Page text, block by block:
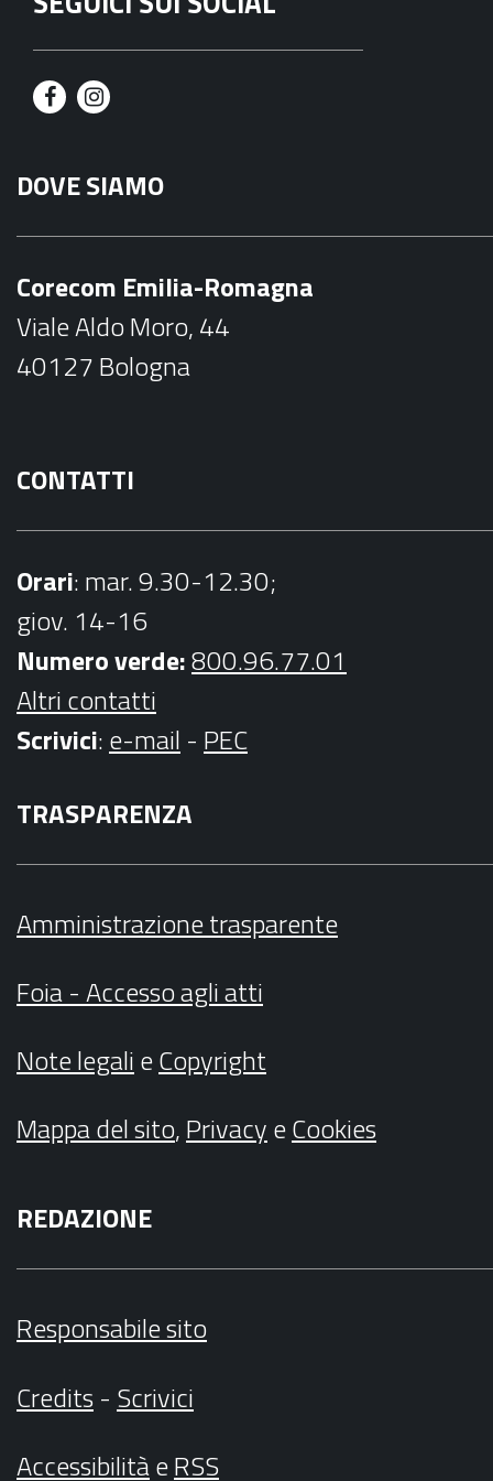
F
c
e
k
I
s
t
a
DOVE SIAMO
Corecom Emilia-Romagna
Viale Aldo Moro, 44
40127 Bologna
CONTATTI
Orari: mar. 9.30-12.30;
giov. 14-16
Numero verde:800.96.77.01
Altri contatti
Scrivici:e-mail - PEC
TRASPARENZA
Amministrazione trasparente
Foia - Accesso agli atti
Note legalieCopyright
Mappa del sito,PrivacyeCookies
REDAZIONE
Responsabile sito
Credits- Scrivici
AccessibilitàeRSS